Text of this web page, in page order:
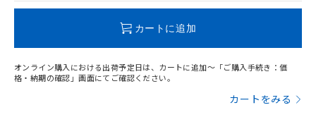
カートに追加
オンライン購入における出荷予定日は、カートに追加～「ご購入手続き：価
格・納期の確認」画面にてご確認ください。
カートをみる